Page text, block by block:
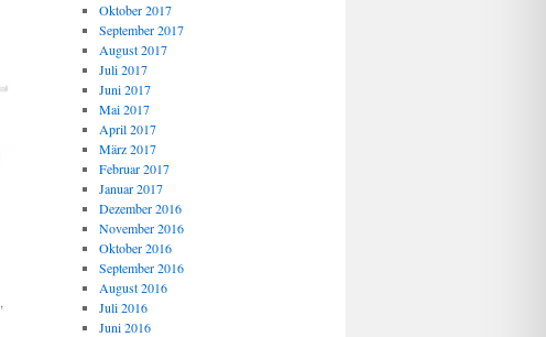
,
Oktober 2017
September 2017
August 2017
Juli 2017
Juni 2017
Mai 2017
April 2017
März 2017
Februar 2017
Januar 2017
Dezember 2016
November 2016
Oktober 2016
September 2016
August 2016
Juli 2016
Juni 2016